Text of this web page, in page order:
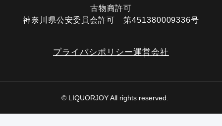
古物商許可
神奈川県公安委員会許可 第451380009336号
プライバシポリシー運営会社
© LIQUORJOY All rights reserved.